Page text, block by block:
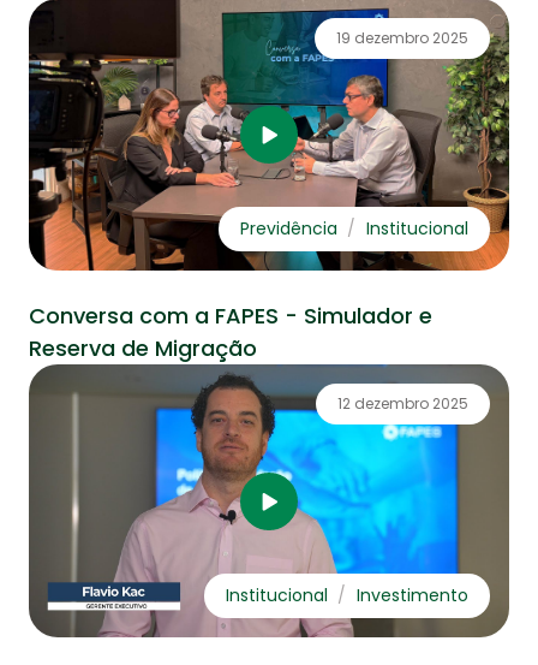
19 dezembro 2025
Previdência Institucional
Conversa com a FAPES - Simulador e
Reserva de Migração
12 dezembro 2025
Institucional Investimento